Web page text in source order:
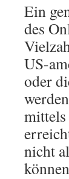
Ein
des
US-
oder
mittels
nicht